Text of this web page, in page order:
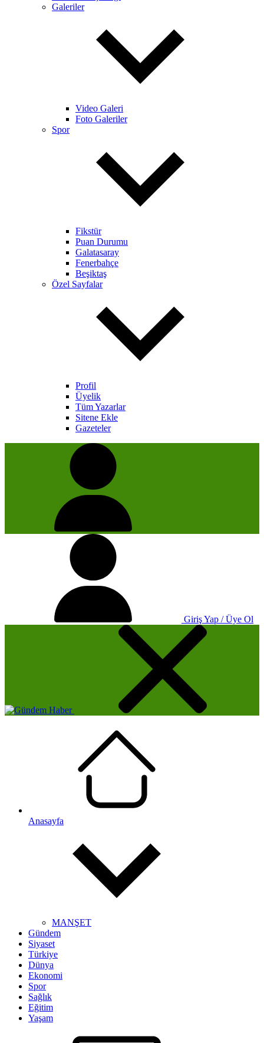
Galeriler
Video Galeri
Foto Galeriler
Spor
Fikstür
Puan Durumu
Galatasaray
Fenerbahçe
Beşiktaş
Özel Sayfalar
Profil
Üyelik
Tüm Yazarlar
Sitene Ekle
Gazeteler
Giriş Yap / Üye Ol
Anasayfa
MANŞET
Gündem
Siyaset
Türkiye
Dünya
Ekonomi
Spor
Sağlık
Eğitim
Yaşam